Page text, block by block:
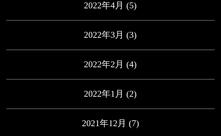
2022年4月 (5)
2022年3月 (3)
2022年2月 (4)
2022年1月 (2)
2021年12月 (7)